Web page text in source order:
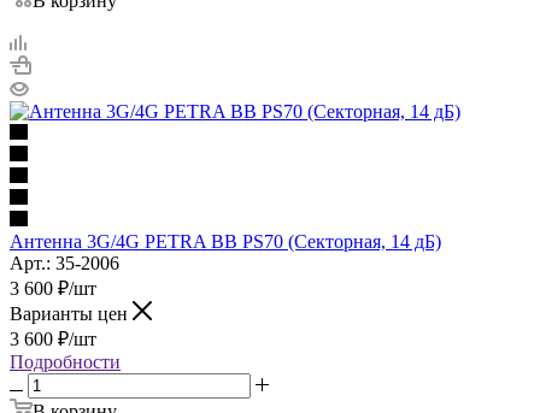
Антенна 3G/4G PETRA BB PS70 (Секторная, 14 дБ)
Арт.: 35-2006
3 600 ₽/шт
Варианты цен
3 600 ₽/шт
Подробности